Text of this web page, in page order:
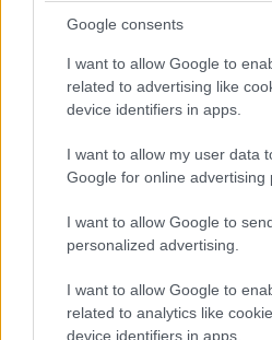
Google consents
I want to allow Google to
related to advertising like
device identifiers in apps.
I want to allow my user data
Google for online advertising
I want to allow Google to
personalized advertising.
I want to allow Google to
related to analytics like
device identifiers in apps.